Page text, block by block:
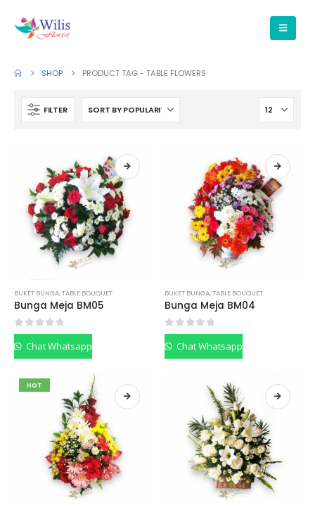
SHOP PRODUCT TAG -TABLE FLOWERS
FILTER
BUKET BUNGA,TABLE BOUQUET
Bunga Meja BM05
0out of 5
Chat Whatsapp
BUKET BUNGA,TABLE BOUQUET
Bunga Meja BM04
0out of 5
Chat Whatsapp
HOT